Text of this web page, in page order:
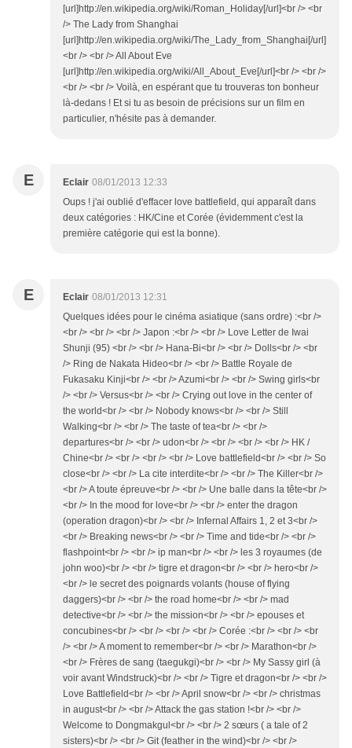
[url]http://en.wikipedia.org/wiki/Roman_Holiday[/url]<br /> <br
/> The Lady from Shanghai
[url]http://en.wikipedia.org/wiki/The_Lady_from_Shanghai[/url]
<br /> <br /> All About Eve
[url]http://en.wikipedia.org/wiki/All_About_Eve[/url]<br /> <br />
<br /> <br /> Voilà, en espérant que tu trouveras ton bonheur
là-dedans ! Et si tu as besoin de précisions sur un film en
particulier, n'hésite pas à demander.
E Eclair 08/01/2013 12:33
Oups ! j'ai oublié d'effacer love battlefield, qui apparaît dans
deux catégories : HK/Cine et Corée (évidemment c'est la
première catégorie qui est la bonne).
E Eclair 08/01/2013 12:31
Quelques idées pour le cinéma asiatique (sans ordre) :<br />
<br /> <br /> <br /> Japon :<br /> <br /> Love Letter de Iwai
Shunji (95) <br /> <br /> Hana-Bi<br /> <br /> Dolls<br /> <br
/> Ring de Nakata Hideo<br /> <br /> Battle Royale de
Fukasaku Kinji<br /> <br /> Azumi<br /> <br /> Swing girls<br
/> <br /> Versus<br /> <br /> Crying out love in the center of
the world<br /> <br /> Nobody knows<br /> <br /> Still
Walking<br /> <br /> The taste of tea<br /> <br />
departures<br /> <br /> udon<br /> <br /> <br /> <br /> HK /
Chine<br /> <br /> <br /> <br /> Love battlefield<br /> <br /> So
close<br /> <br /> La cite interdite<br /> <br /> The Killer<br />
<br /> A toute épreuve<br /> <br /> Une balle dans la tête<br />
<br /> In the mood for love<br /> <br /> enter the dragon
(operation dragon)<br /> <br /> Infernal Affairs 1, 2 et 3<br />
<br /> Breaking news<br /> <br /> Time and tide<br /> <br />
flashpoint<br /> <br /> ip man<br /> <br /> les 3 royaumes (de
john woo)<br /> <br /> tigre et dragon<br /> <br /> hero<br />
<br /> le secret des poignards volants (house of flying
daggers)<br /> <br /> the road home<br /> <br /> mad
detective<br /> <br /> the mission<br /> <br /> epouses et
concubines<br /> <br /> <br /> <br /> Corée :<br /> <br /> <br
/> <br /> A moment to remember<br /> <br /> Marathon<br />
<br /> Frères de sang (taegukgi)<br /> <br /> My Sassy girl (à
voir avant Windstruck)<br /> <br /> Tigre et dragon<br /> <br />
Love Battlefield<br /> <br /> April snow<br /> <br /> christmas
in august<br /> <br /> Attack the gas station !<br /> <br />
Welcome to Dongmakgul<br /> <br /> 2 sœurs ( a tale of 2
sisters)<br /> <br /> Git (feather in the wind)<br /> <br />